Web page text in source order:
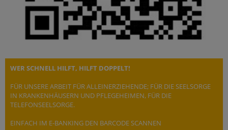
WER SCHNELL HILFT, HILFT DOPPELT!
FÜR UNSERE ARBEIT FÜR ALLEINERZIEHENDE; FÜR DIE SEELSORGE
IN KRANKENHÄUSERN UND PFLEGEHEIMEN, FÜR DIE
TELEFONSEELSORGE.
EINFACH IM E-BANKING DEN BARCODE SCANNEN